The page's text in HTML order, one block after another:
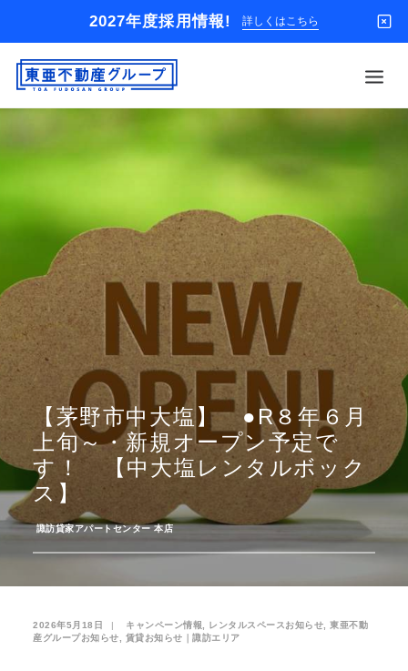
2027年度採用情報! 詳しくはこちら
オーナー様
入居者様専用
解約のお申込み
企業情報
お問い合わせ
お気に入り 閲覧履歴
【茅野市中大塩】 ●R８年６月
上旬～・新規オープン予定で
す！ 【中大塩レンタルボック
ス】
­諏訪貸家アパートセンター 本店
2026年5月18日 | キャンペーン情報 レンタルスペースお知らせ
東亜不動
産グループお知らせ
賃貸お知らせ｜諏訪エリア